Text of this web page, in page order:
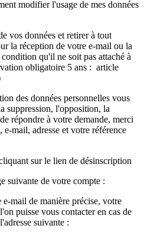
modifier l'usage de mes données
vos données et retirer à tout
la réception de votre e-mail ou la
qu'il ne soit pas attaché à
obligatoire 5 ans : article
des données personnelles vous
suppression, l'opposition, la
répondre à votre demande, merci
mail, adresse et votre référence
sur le lien de désinscription
suivante de votre compte :
mail de manière précise, votre
puisse vous contacter en cas de
suivante :